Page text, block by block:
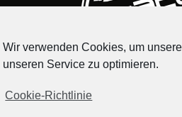
Wir verwenden Cookies, um
unseren Service zu optimieren.
Cookie-Richtlinie